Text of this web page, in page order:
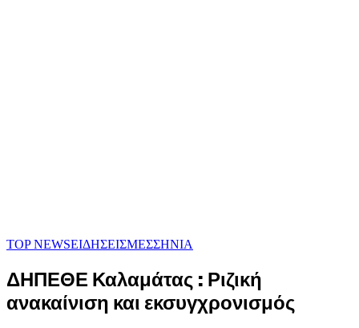
TOP NEWSΕΙΔΗΣΕΙΣΜΕΣΣΗΝΙΑ
ΔΗΠΕΘΕ Καλαμάτας : Ριζική
ανακαίνιση και εκσυγχρονισμός